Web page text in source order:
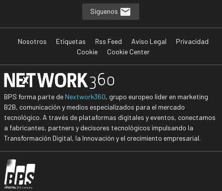
Síguenos
Nosotros Etiquetas Rss Feed Aviso Legal
Privacidad
Cookie
Cookie Center
BPS forma parte de Nextwork360, grupo europeo líder en marketing
B2B, comunicación y medios especializados para el mercado
tecnológico. A través de plataformas digitales y eventos, conectamos
a fabricantes, partners y decisores tecnológicos impulsando la
Transformación Digital, la Innovación y el crecimiento empresarial.